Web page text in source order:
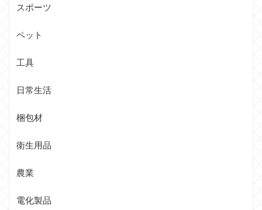
スポーツ
ペット
工具
日常生活
梱包材
衛生用品
農業
電化製品